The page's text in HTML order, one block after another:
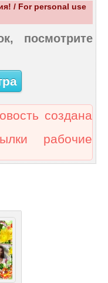
/ For personal use
посмотрите
создана
рабочие